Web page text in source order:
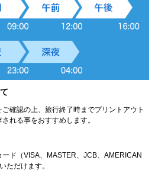
確認の上、旅行終了時までプリントアウト
れる事をおすすめします。
ド（VISA、MASTER、JCB、AMERICAN
ただけます。